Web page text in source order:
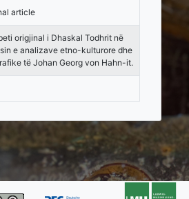
article
origjinal i Dhaskal Todhrit në
e analizave etno-kulturore dhe
të Johan Georg von Hahn-it.